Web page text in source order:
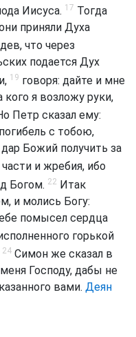
Иисуса. 17 Тогда
приняли Духа
что через
подается Дух
19 говоря: дайте и мне
я возложу руки,
Петр сказал ему:
с тобою,
Божий получить за
и жребия, ибо
Богом. 22 Итак
и молись Богу:
помысел сердца
горькой
24 Симон же сказал в
Господу, дабы не
вами. Деян